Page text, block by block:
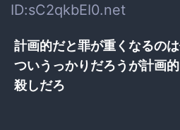
ID:sC2qkbEI0.net
計画的だと罪が重くなるの
ついうっかりだろうが計画
殺しだろ